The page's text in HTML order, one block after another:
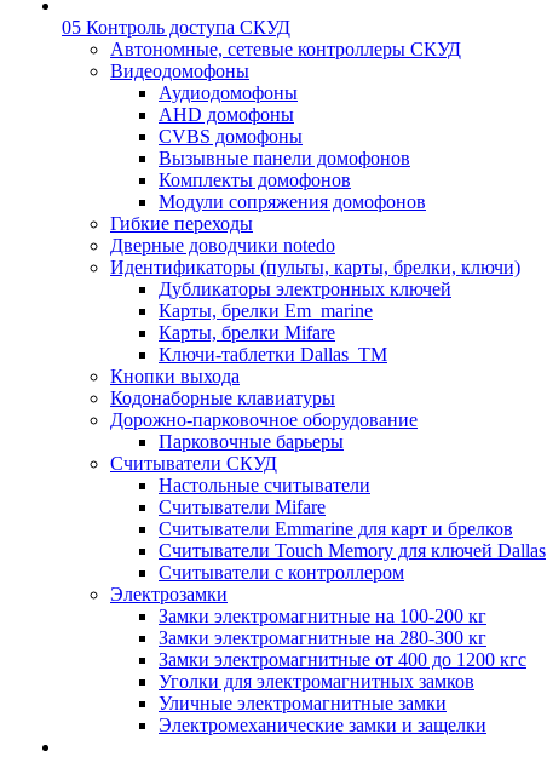
05 Контроль доступа СКУД
Автономные, сетевые контроллеры СКУД
Видеодомофоны
Аудиодомофоны
AHD домофоны
CVBS домофоны
Вызывные панели домофонов
Комплекты домофонов
Модули сопряжения домофонов
Гибкие переходы
Дверные доводчики notedo
Идентификаторы (пульты, карты, брелки, ключи)
Дубликаторы электронных ключей
Карты, брелки Em_marine
Карты, брелки Mifare
Ключи-таблетки Dallas_TM
Кнопки выхода
Кодонаборные клавиатуры
Дорожно-парковочное оборудование
Парковочные барьеры
Считыватели СКУД
Настольные считыватели
Считыватели Mifare
Считыватели Emmarine для карт и брелков
Считыватели Touch Memory для ключей Dallas
Считыватели с контроллером
Электрозамки
Замки электромагнитные на 100-200 кг
Замки электромагнитные на 280-300 кг
Замки электромагнитные от 400 до 1200 кгс
Уголки для электромагнитных замков
Уличные электромагнитные замки
Электромеханические замки и защелки